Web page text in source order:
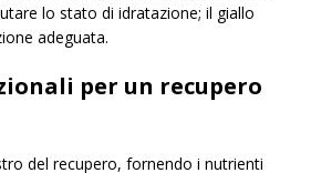
lo stato di idratazione; il giallo
adeguata.
per un recupero
del recupero, fornendo i nutrienti